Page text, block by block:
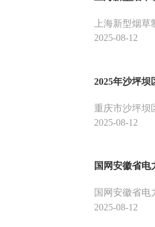
2025-08-12
2025-08-12
2025-08-12